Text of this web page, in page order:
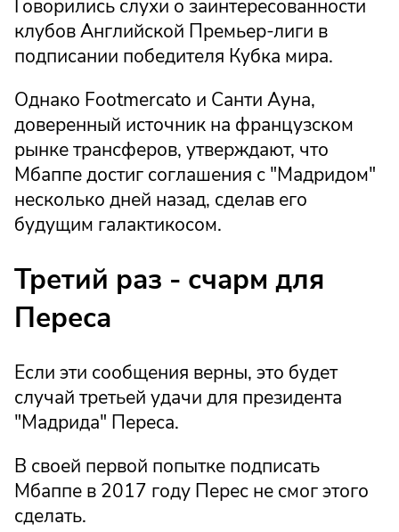
Говорились слухи о заинтересованности
клубов Английской Премьер-лиги в
подписании победителя Кубка мира.
Однако Footmercato и Санти Ауна,
доверенный источник на французском
рынке трансферов, утверждают, что
Мбаппе достиг соглашения с "Мадридом"
несколько дней назад, сделав его
будущим галактикосом.
Третий раз - счарм для
Переса
Если эти сообщения верны, это будет
случай третьей удачи для президента
"Мадрида" Переса.
В своей первой попытке подписать
Мбаппе в 2017 году Перес не смог этого
сделать.